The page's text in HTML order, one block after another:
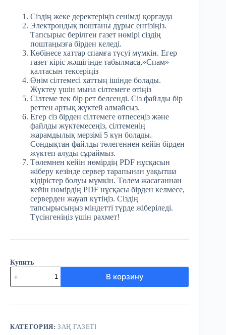
Сіздің жеке деректеріңіз сенімді қорғауда
Электрондық поштаны дұрыс енгізіңіз.
Тапсырыс берілген газет нөмірі сіздің
поштаңызға бірден келеді.
Көбінесе хаттар спамға түсуі мүмкін. Егер
газет кіріс жәшігінде табылмаса,»Спам»
қалтасын тексеріңіз
Өнім сілтемесі хаттың ішінде болады.
Жүктеу үшін мына сілтемеге өтіңіз
Сілтеме тек бір рет белсенді. Сіз файлды бір
реттен артық жүктей алмайсыз.
Егер сіз бірден сілтемеге өтпесеңіз және
файлды жүктемесеңіз, сілтеменің
жарамдылық мерзімі 5 күн болады.
Сондықтан файлды төлегеннен кейін бірден
жүктеп алуды сұраймыз.
Төлемнен кейін нөмірдің PDF нұсқасын
жіберу кезінде сервер тарапынан уақытша
кідірістер болуы мүмкін. Төлем жасағаннан
кейін нөмірдің PDF нұсқасы бірден келмесе,
серверден жауап күтіңіз. Сіздің
тапсырысыңыз міндетті түрде жіберіледі.
Түсінгеніңіз үшін рахмет!
Купить
Количество
товара
№10
Заң
ақпан
В корзину
КАТЕГОРИЯ:ЗАҢ ГАЗЕТІ